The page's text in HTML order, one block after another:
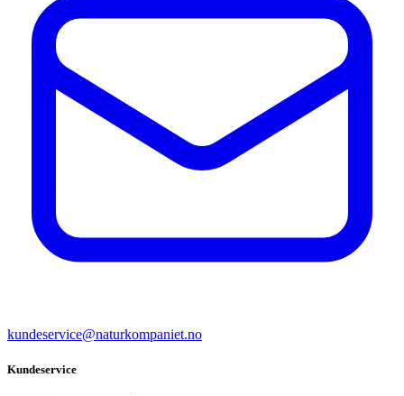
kundeservice@naturkompaniet.no
Kundeservice